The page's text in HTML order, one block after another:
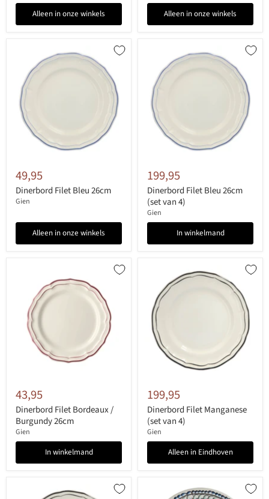
Alleen in onze winkels Alleen in onze winkels
49,95
Dinerbord Filet Bleu 26cm
Gien
Alleen in onze winkels
199,95
Dinerbord Filet Bleu 26cm
(set van 4)
Gien
In winkelmand
43,95
Dinerbord Filet Bordeaux /
Burgundy 26cm
Gien
In winkelmand
199,95
Dinerbord Filet Manganese
(set van 4)
Gien
Alleen in Eindhoven